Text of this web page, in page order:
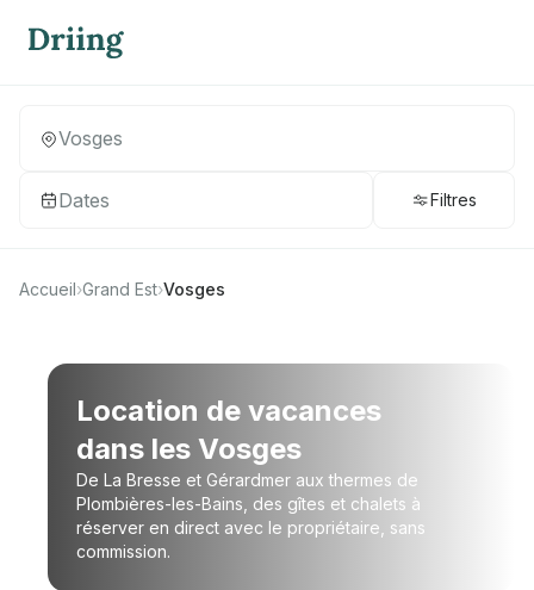
Dates Filtres
Accueil›Grand Est›Vosges
Location de vacances
dans les Vosges
De La Bresse et Gérardmer aux thermes de
Plombières-les-Bains, des gîtes et chalets à
réserver en direct avec le propriétaire, sans
commission.